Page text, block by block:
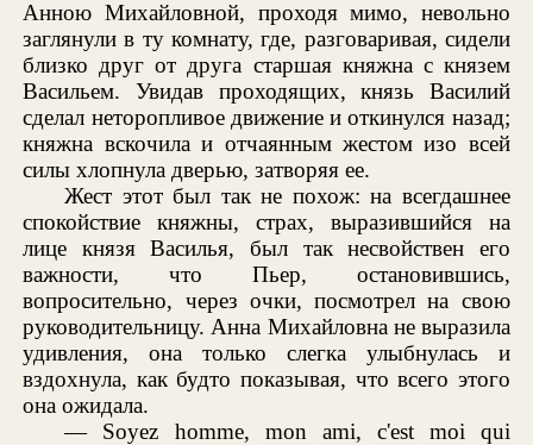
Анною Михайловной, проходя мимо, невольно
заглянули в ту комнату, где, разговаривая, сидели
близко друг от друга старшая княжна с князем
Васильем. Увидав проходящих, князь Василий
сделал неторопливое движение и откинулся назад;
княжна вскочила и отчаянным жестом изо всей
силы хлопнула дверью, затворяя ее.
Жест этот был так не похож: на всегдашнее
спокойствие княжны, страх, выразившийся на
лице князя Василья, был так несвойствен его
важности, что Пьер, остановившись,
вопросительно, через очки, посмотрел на свою
руководительницу. Анна Михайловна не выразила
удивления, она только слегка улыбнулась и
вздохнула, как будто показывая, что всего этого
она ожидала.
— Soyez homme, mon ami, c'est moi qui